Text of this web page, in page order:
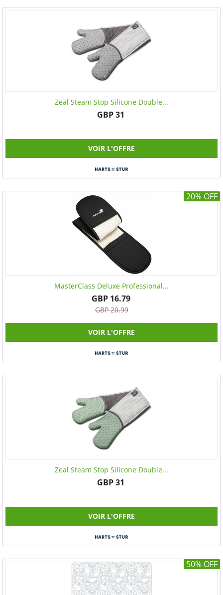
Zeal Steam Stop Silicone Double...
GBP 31
VOIR L'OFFRE
20% OFF
MasterClass Deluxe Professional...
GBP 16.79
GBP 20.99
VOIR L'OFFRE
Zeal Steam Stop Silicone Double...
GBP 31
VOIR L'OFFRE
50% OFF